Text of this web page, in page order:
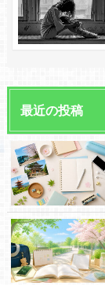
最近の投稿